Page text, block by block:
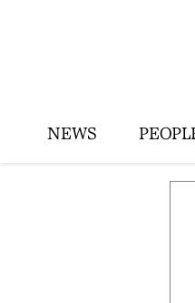
NEWS